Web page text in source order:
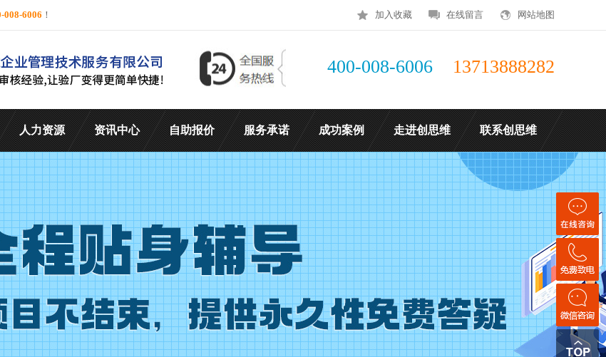
加入收藏 在线留言 网站地图
008-6006 ！
400-008-6006 13713888282
人力资源 资讯中心 自助报价 服务承诺 成功案例 走进创思维 联系创思维